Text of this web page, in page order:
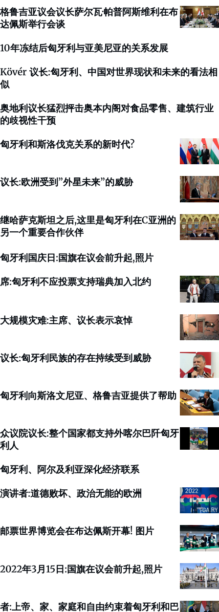
格鲁吉亚议会议长萨尔瓦·帕普阿斯维利在布
达佩斯举行会谈
10年冻结后匈牙利与亚美尼亚的关系发展
Kövér 议长:匈牙利、中国对世界现状和未来的看法相
似
奥地利议长猛烈抨击奥本内阁对食品零售、建筑行业
的歧视性干预
匈牙利和斯洛伐克关系的新时代?
议长:欧洲受到”外星未来”的威胁
继哈萨克斯坦之后,这里是匈牙利在C亚洲的
另一个重要合作伙伴
匈牙利国庆日:国旗在议会前升起,照片
席:匈牙利不应投票支持瑞典加入北约
大规模灾难:主席、议长表示哀悼
议长:匈牙利民族的存在持续受到威胁
匈牙利向斯洛文尼亚、格鲁吉亚提供了帮助
众议院议长:整个国家都支持外喀尔巴阡匈牙
利人
匈牙利、阿尔及利亚深化经济联系
演讲者:道德败坏、政治无能的欧洲
邮票世界博览会在布达佩斯开幕! 图片
2022年3月15日:国旗在议会前升起,照片
者:上帝、家、家庭和自由约束着匈牙利和巴